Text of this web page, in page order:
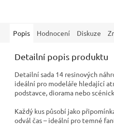
Popis Hodnocení Diskuze
Detailní popis produktu
Detailní sada 14 resinových
ideální pro modeláře hledající
podstavce, diorama nebo
Každý kus působí jako
odvál čas – ideální pro temné